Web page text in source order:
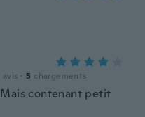
avis · 5 chargements
contenant petit